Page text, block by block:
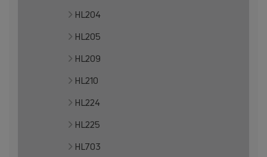
HL204
HL205
HL209
HL210
HL224
HL225
HL703